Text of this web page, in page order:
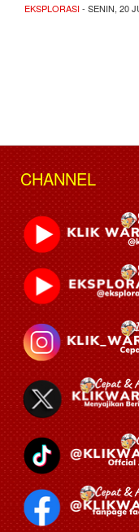
EKSPLORASI- SENIN, 20
CHANNEL